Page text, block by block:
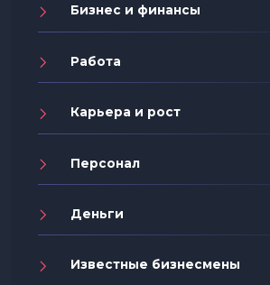
Бизнес и финансы
Работа
Карьера и рост
Персонал
Деньги
Известные бизнесмены